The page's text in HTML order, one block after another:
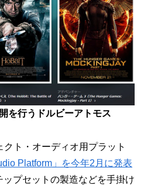
を行うドルビーアトモス
ト・オーディオ用プラット
Platform」を今年2月に発表
ップセットの製造などを手掛け